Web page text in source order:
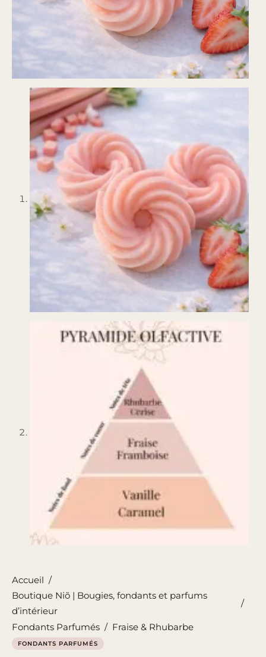
Accueil /
Boutique Niõ | Bougies, fondants et parfums
d’intérieur
/
Fondants Parfumés / Fraise & Rhubarbe
FONDANTS PARFUMÉS